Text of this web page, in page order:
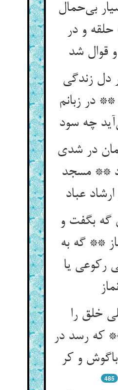
بی‌حمال
و در
قوال شد
زندگی
** در زبانم
چه سود
در شدی
** مسجد
ارشاد عباد
گه بگفت و
** گه به
رکوعی یا
نماز
خلق را
که رسد در
و کر
485